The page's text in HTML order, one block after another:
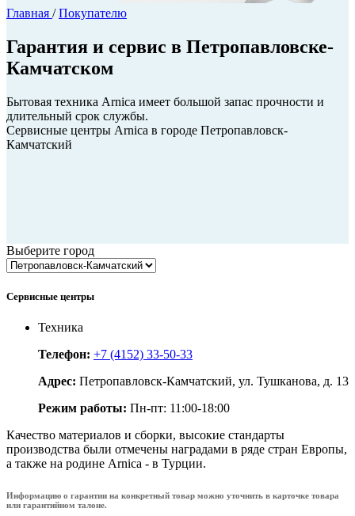
Главная / Покупателю
Гарантия и сервис в Петропавловске-
Камчатском
Бытовая техника Arnica имеет большой запас прочности и
длительный срок службы.
Сервисные центры Arnica в городе Петропавловск-
Камчатский
Выберите город
Сервисные центры
Техника
Телефон: +7 (4152) 33-50-33
Адрес: Петропавловск-Камчатский, ул. Тушканова, д. 13
Режим работы: Пн-пт: 11:00-18:00
Качество материалов и сборки, высокие стандарты
производства были отмечены наградами в ряде стран Европы,
а также на родине Arnica - в Турции.
Информацию о гарантии на конкретный товар можно уточнить в карточке товара
или гарантийном талоне.